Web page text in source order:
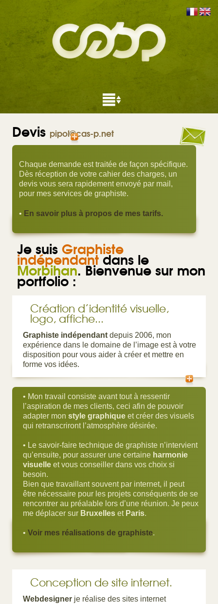
Devis pipol@cas-p.net
Chaque demande est traitée de façon spécifique.
Dès réception de votre cahier des charges, un
devis vous sera rapidement envoyé par mail,
pour mes services de graphiste.
• En savoir plus à propos de mes tarifs.
Je suisGraphiste
indépendantdans le
Morbihan. Bienvenue sur mon
portfolio :
Création d’identité visuelle,
logo, affiche...
Graphiste indépendant depuis 2006, mon
expérience dans le domaine de l’image est à votre
disposition pour vous aider à créer et mettre en
forme vos idées.
• Mon travail consiste avant tout à ressentir
l’aspiration de mes clients, ceci afin de pouvoir
adapter mon style graphique et créer des visuels
qui retranscriront l’atmosphère désirée.
• Le savoir-faire technique de graphiste n’intervient
qu’ensuite, pour assurer une certaine harmonie
visuelle et vous conseiller dans vos choix si
besoin.
Bien que travaillant souvent par internet, il peut
être nécessaire pour les projets conséquents de se
rencontrer au préalable lors d’une réunion. Je peux
me déplacer sur Bruxelles et Paris.
• Voir mes réalisations de graphiste.
Conception de site internet.
Webdesigner je réalise des sites internet